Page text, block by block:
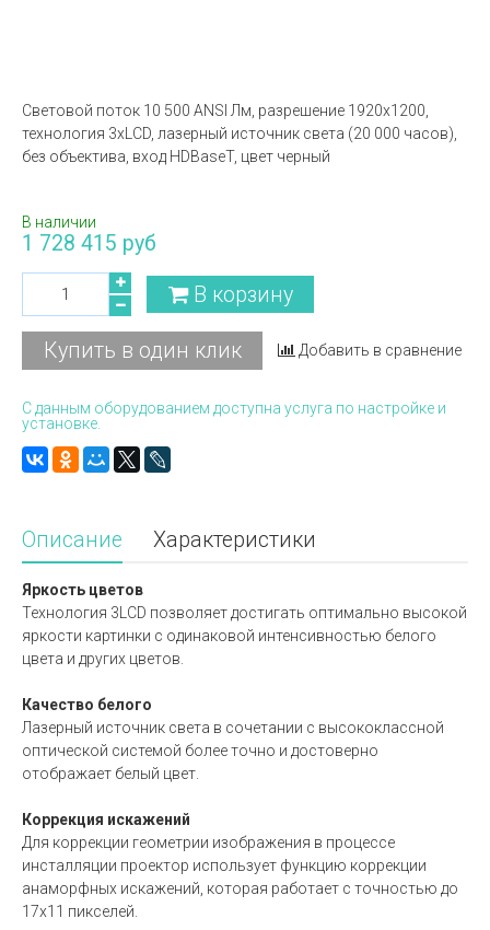
Световой поток 10 500 ANSI Лм, разрешение 1920х1200,
технология 3xLCD, лазерный источник света (20 000 часов),
без объектива, вход HDBaseT, цвет черный
В наличии
1 728 415 руб
В корзину
Купить в один клик Добавить в сравнение
С данным оборудованием доступна услуга по настройке и
установке.
Описание Характеристики
Яркость цветов
Технология 3LCD позволяет достигать оптимально высокой
яркости картинки с одинаковой интенсивностью белого
цвета и других цветов.
Качество белого
Лазерный источник света в сочетании с высококлассной
оптической системой более точно и достоверно
отображает белый цвет.
Коррекция искажений
Для коррекции геометрии изображения в процессе
инсталляции проектор использует функцию коррекции
анаморфных искажений, которая работает с точностью до
17х11 пикселей.